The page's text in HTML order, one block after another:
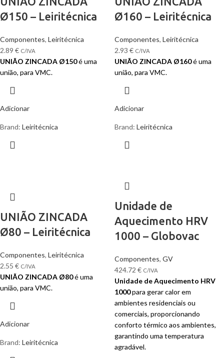
Ø150 – Leiritécnica
Componentes, Leiritécnica
2.89 € C/IVA
UNIÃO ZINCADA Ø150é uma
união, para VMC.
Adicionar
Brand: Leiritécnica
Ø160 – Leiritécnica
Componentes, Leiritécnica
2.93 € C/IVA
UNIÃO ZINCADA Ø160é uma
união, para VMC.
Adicionar
Brand: Leiritécnica
UNIÃO ZINCADA
Ø80 – Leiritécnica
Componentes, Leiritécnica
2.55 € C/IVA
UNIÃO ZINCADA Ø80é uma
união, para VMC.
Adicionar
Brand: Leiritécnica
Unidade de
Aquecimento HRV
1000 – Globovac
Componentes, GV
424.72 € C/IVA
Unidade de Aquecimento HRV
1000para gerar calor em
ambientes residenciais ou
comerciais, proporcionando
conforto térmico aos ambientes,
garantindo uma temperatura
agradável.